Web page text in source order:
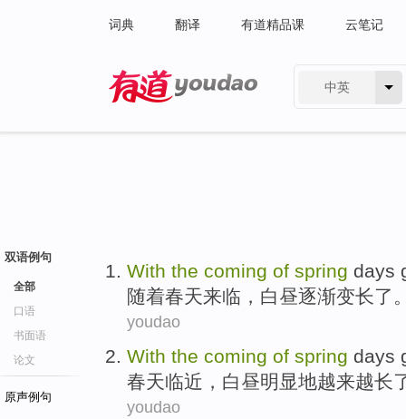
词典 翻译 有道精品课 云笔记
中英
双语例句
全部
口语
书面语
论文
原声例句
With the coming of spring days
随着春天来临 ， 白昼逐渐变长了
youdao
With the coming of spring days
春天临近 ，白昼明显地越来越长
youdao